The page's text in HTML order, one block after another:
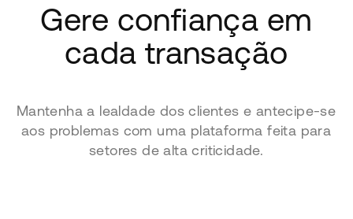
Gere confiança em
cada transação
Mantenha a lealdade dos clientes e antecipe-se
aos problemas com uma plataforma feita para
setores de alta criticidade.